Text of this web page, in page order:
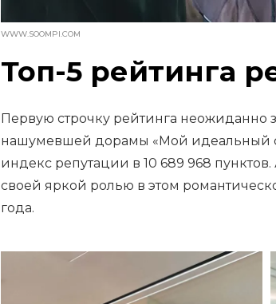
WWW.SOOMPI.COM
Топ-5 рейтинга
Первую строчку рейтинга неожиданно
нашумевшей дорамы «Мой идеальный
индекс репутации в 10 689 968
своей яркой ролью в этом
года.